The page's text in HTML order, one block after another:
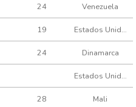
24 Venezuela
19 Estados Unidos
24 Dinamarca
Estados Unidos
28 Mali